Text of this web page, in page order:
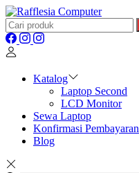
Katalog
Laptop Second
LCD Monitor
Sewa Laptop
Konfirmasi Pembayaran
Blog